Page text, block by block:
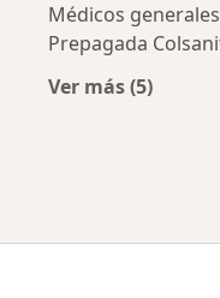
Médicos
Prepagada
Ver más (5)